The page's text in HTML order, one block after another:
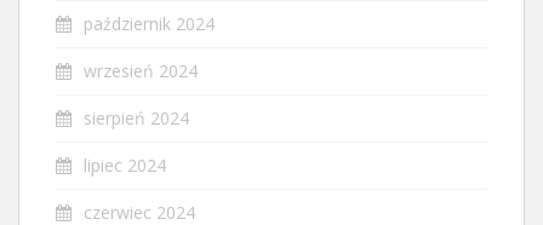
październik 2024
wrzesień 2024
sierpień 2024
lipiec 2024
czerwiec 2024